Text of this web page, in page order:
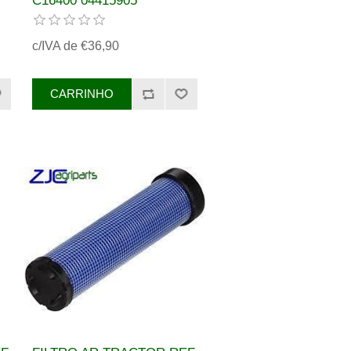
H117200090150
c/IVA de €36,90